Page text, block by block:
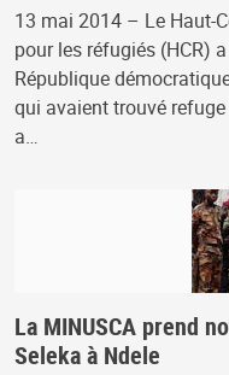
13 mai 2014 – Le Haut-
pour les réfugiés (HCR)
République
qui avaient trouvé
a…
La MINUSCA prend
Seleka à Ndele